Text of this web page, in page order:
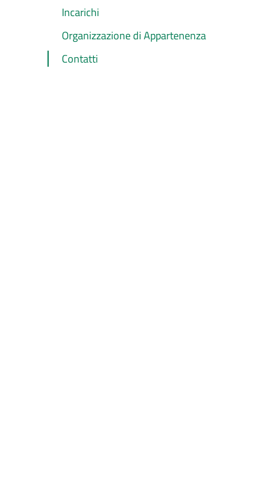
Incarichi
Organizzazione di Appartenenza
Contatti